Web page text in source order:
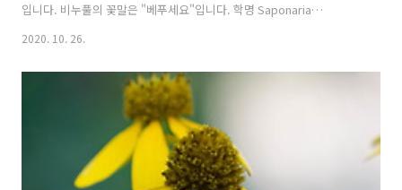
입니다. 비누풀의 꽃말은 "베푸세요"입니다. 학명 Saponaria
officinalis L. 분류 식물계 └ 속씨식물문 └ 쌍떡잎식물강 └ 석죽목 └
Wort 원산지 유럽 겹비누풀
2020. 10. 26.